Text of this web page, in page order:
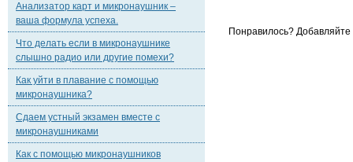
Анализатор карт и микронаушник –
ваша формула успеха.
Что делать если в микронаушнике
слышно радио или другие помехи?
Как уйти в плавание с помощью
микронаушника?
Сдаем устный экзамен вместе с
микронаушниками
Как с помощью микронаушников
Понравилось? Добавляйте